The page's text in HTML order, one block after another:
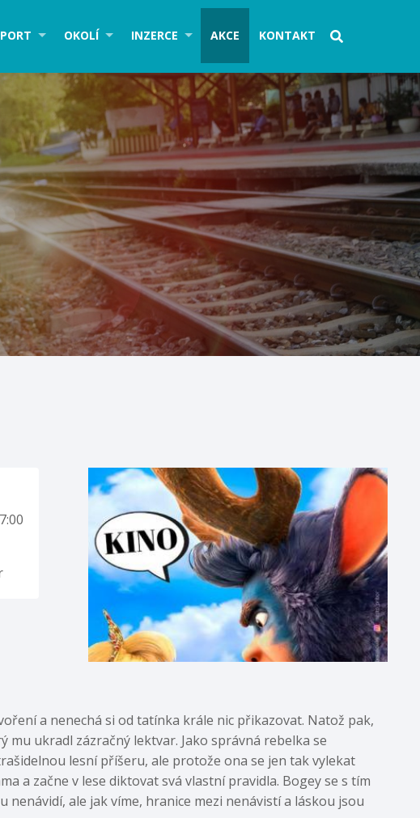
OKOLÍ INZERCE AKCE KONTAKT
a nenechá si od tatínka krále nic přikazovat. Natož pak,
mu ukradl zázračný lektvar. Jako správná rebelka se
lesní příšeru, ale protože ona se jen tak vylekat
a začne v lese diktovat svá vlastní pravidla. Bogey se s tím
ale jak víme, hranice mezi nenávistí a láskou jsou